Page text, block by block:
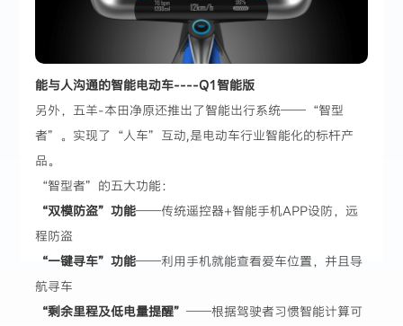
能与人沟通的智能电动车----Q1智能版
另外，五羊-本田净原还推出了智能出行系统——“智型
者”。实现了“人车”互动,是电动车行业智能化的标杆产
品。
“智型者”的五大功能：
“双模防盗”功能——传统遥控器+智能手机APP设防，远
程防盗
“一键寻车”功能——利用手机就能查看爱车位置，并且导
航寻车
“剩余里程及低电量提醒”——根据驾驶者习惯智能计算可